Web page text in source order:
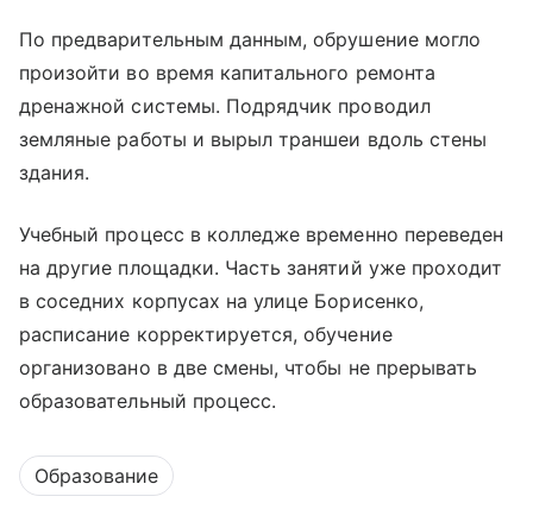
По предварительным данным, обрушение могло
произойти во время капитального ремонта
дренажной системы. Подрядчик проводил
земляные работы и вырыл траншеи вдоль стены
здания.
Учебный процесс в колледже временно переведен
на другие площадки. Часть занятий уже проходит
в соседних корпусах на улице Борисенко,
расписание корректируется, обучение
организовано в две смены, чтобы не прерывать
образовательный процесс.
Образование